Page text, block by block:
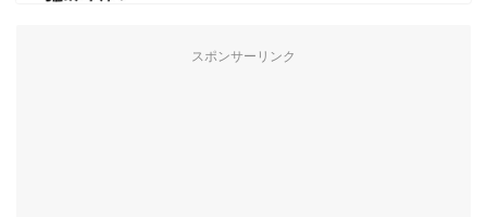
スポンサーリンク